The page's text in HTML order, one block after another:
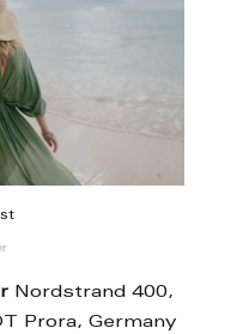
Nordstrand 400,
Prora, Germany